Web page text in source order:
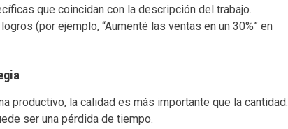
que coincidan con la descripción del trabajo.
(por ejemplo, “Aumenté las ventas en un 30%” en
productivo, la calidad es más importante que la cantidad.
ser una pérdida de tiempo.